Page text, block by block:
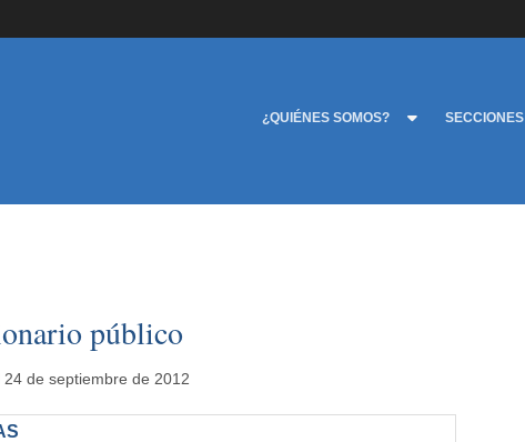
¿QUIÉNES SOMOS? SECCIONES
público
24 de septiembre de 2012